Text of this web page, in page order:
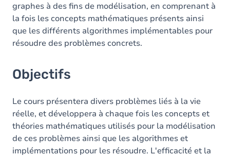
graphes à des fins de modélisation, en comprenant à
la fois les concepts mathématiques présents ainsi
que les différents algorithmes implémentables pour
résoudre des problèmes concrets.
Objectifs
Le cours présentera divers problèmes liés à la vie
réelle, et développera à chaque fois les concepts et
théories mathématiques utilisés pour la modélisation
de ces problèmes ainsi que les algorithmes et
implémentations pour les résoudre. L'efficacité et la